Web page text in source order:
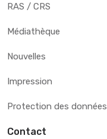
RAS / CRS
Médiathèque
Nouvelles
Impression
Protection des données
Contact